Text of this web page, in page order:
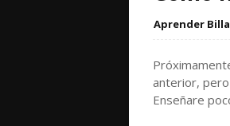
Aprender
anterior, pero
Enseñare